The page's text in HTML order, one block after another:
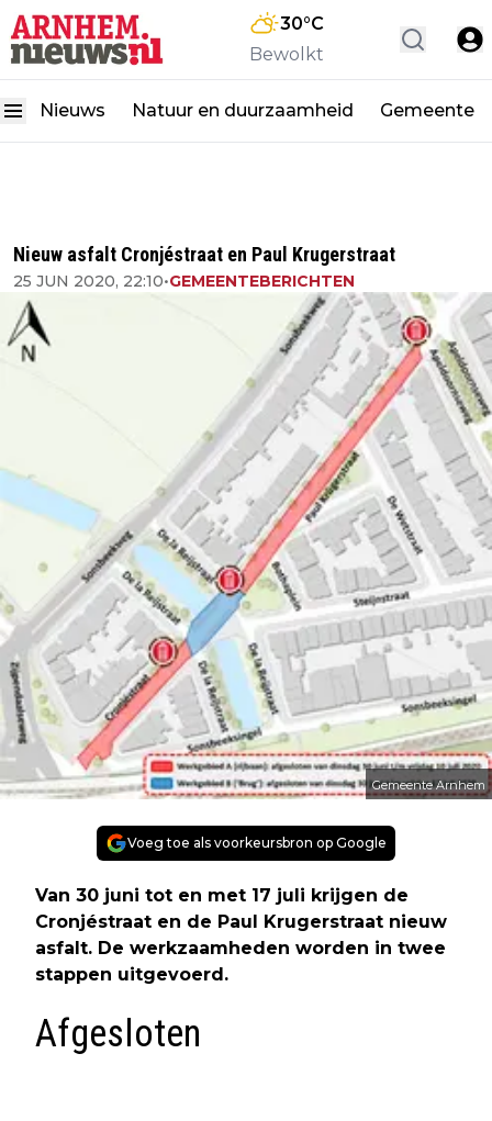
30°C
Bewolkt
Nieuws Natuur en duurzaamheid Gemeente
Nieuw asfalt Cronjéstraat en Paul Krugerstraat
25 JUN 2020, 22:10•GEMEENTEBERICHTEN
Gemeente Arnhem
Voeg toe als voorkeursbron op Google
Van 30 juni tot en met 17 juli krijgen de
Cronjéstraat en de Paul Krugerstraat nieuw
asfalt. De werkzaamheden worden in twee
stappen uitgevoerd.
Afgesloten